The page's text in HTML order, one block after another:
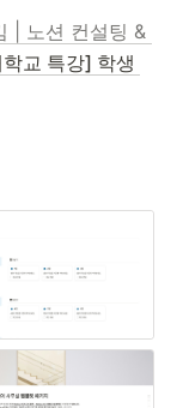
| 노션 컨설팅 &
교 특강] 학생